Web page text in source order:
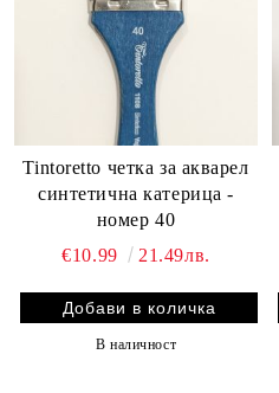
Tintoretto четка за акварел
синтетична катерица -
номер 40
€10.99
21.49лв.
В наличност